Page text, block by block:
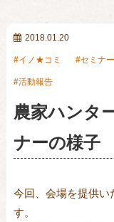
2018.01.20
イノ★コミ セミナ
活動報告
農家ハンタ
ナーの様子
今回、会場を提供い
す。